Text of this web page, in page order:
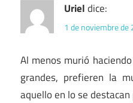
Urieldice:
1 de noviembre
Al menos murió
grandes, prefieren la
aquello en lo se